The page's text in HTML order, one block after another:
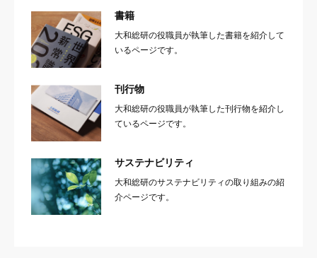
書籍
大和総研の役職員が執筆した書籍を紹介して
いるページです。
刊行物
大和総研の役職員が執筆した刊行物を紹介し
ているページです。
サステナビリティ
大和総研のサステナビリティの取り組みの紹
介ページです。